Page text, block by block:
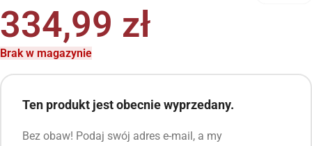
334,99 zł
Brak w magazynie
Ten produkt jest obecnie wyprzedany.
Bez obaw! Podaj swój adres e-mail, a my